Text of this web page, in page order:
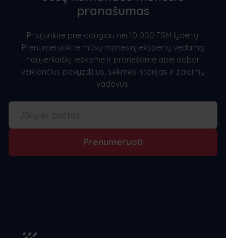
pranašumas
Prisijunkite prie daugiau nei 10 000 FSM lyderių.
Prenumeruokite mūsų mėnesinį ekspertų vedamą
naujienlaiškį. Ieškome ir pranešame apie dabar
veikiančius pavyzdžius, sėkmės istorijas ir žaidimų
vadovus.
Prenumeruoti